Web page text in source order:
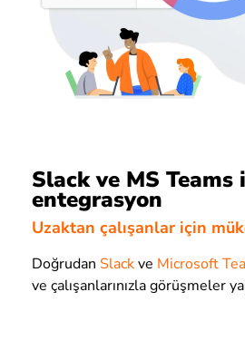
Slack ve MS Teams
entegrasyon
Uzaktan çalışanlar için
Doğrudan Slackve Microsoft
ve çalışanlarınızla görüşmeler